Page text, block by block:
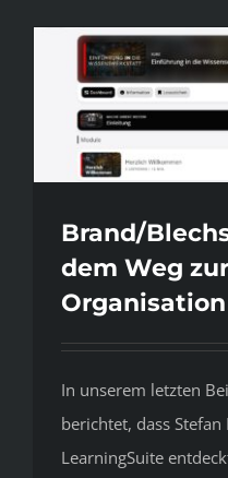
Brand/
dem Weg
Organisation
In unserem letzten
berichtet, dass
LearningSuite